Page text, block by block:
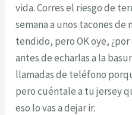
vida. Corres el riesgo de
semana a unos tacones
tendido, pero OK oye,
antes de echarlas a la
llamadas de teléfono
pero cuéntale a tu jersey
eso lo vas a dejar ir.